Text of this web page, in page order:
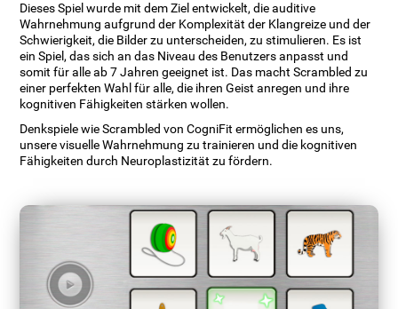
Dieses Spiel wurde mit dem Ziel entwickelt, die auditive
Wahrnehmung aufgrund der Komplexität der Klangreize und der
Schwierigkeit, die Bilder zu unterscheiden, zu stimulieren. Es ist
ein Spiel, das sich an das Niveau des Benutzers anpasst und
somit für alle ab 7 Jahren geeignet ist. Das macht Scrambled zu
einer perfekten Wahl für alle, die ihren Geist anregen und ihre
kognitiven Fähigkeiten stärken wollen.
Denkspiele wie Scrambled von CogniFit ermöglichen es uns,
unsere visuelle Wahrnehmung zu trainieren und die kognitiven
Fähigkeiten durch Neuroplastizität zu fördern.